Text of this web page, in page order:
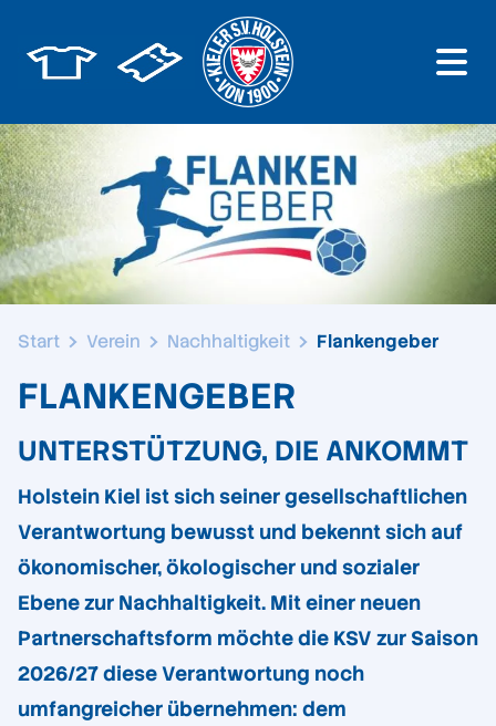
Start Verein Nachhaltigkeit Flankengeber
FLANKENGEBER
UNTERSTÜTZUNG, DIE ANKOMMT
Holstein Kiel ist sich seiner gesellschaftlichen
Verantwortung bewusst und bekennt sich auf
ökonomischer, ökologischer und sozialer
Ebene zur Nachhaltigkeit. Mit einer neuen
Partnerschaftsform möchte die KSV zur Saison
2026/27 diese Verantwortung noch
umfangreicher übernehmen: dem